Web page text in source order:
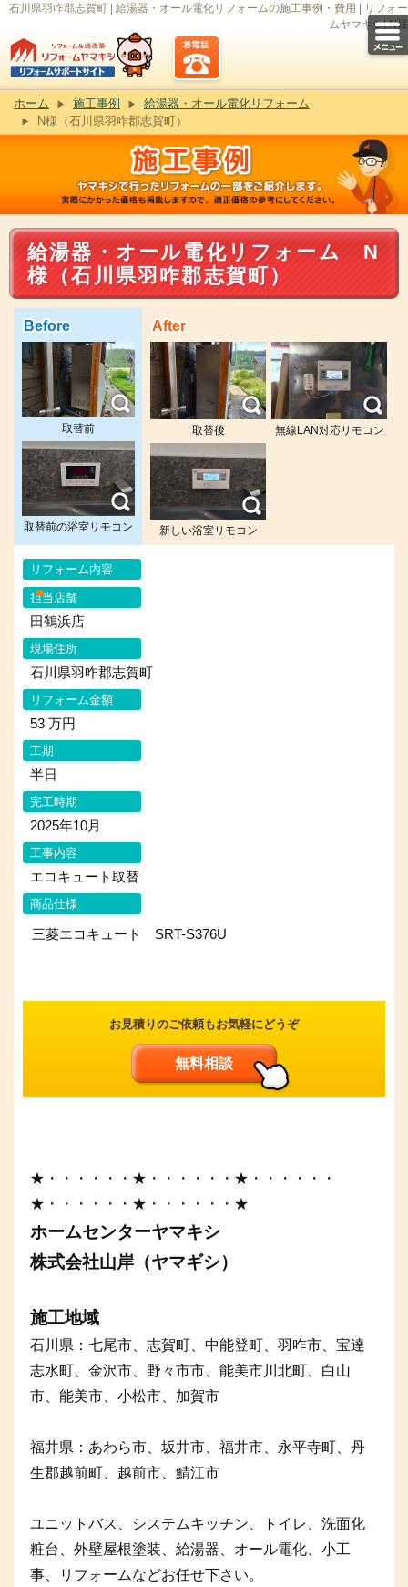
石川県羽咋郡志賀町 | 給湯器・オール電化リフォームの施工事例・費用 | リフォー
ムヤマキシ| N様
ホーム 施工事例
給湯器・オール電化リフォーム
N様（石川県羽咋郡志賀町）
給湯器・オール電化リフォーム N
様（石川県羽咋郡志賀町）
Before
取替前
取替前の浴室リモコン
After
取替後 無線LAN対応リモコン
新しい浴室リモコン
リフォーム内容
担当店舗
田鶴浜店
現場住所
石川県羽咋郡志賀町
リフォーム金額
53 万円
工期
半日
完工時期
2025年10月
工事内容
エコキュート取替
商品仕様
三菱エコキュート SRT-S376U
お見積りのご依頼もお気軽にどうぞ
無料相談
★・・・・・・★・・・・・・★・・・・・・
★・・・・・・★・・・・・・★
ホームセンターヤマキシ
株式会社山岸（ヤマギシ）
施工地域
石川県：七尾市、志賀町、中能登町、羽咋市、宝達
志水町、金沢市、野々市市、能美市川北町、白山
市、能美市、小松市、加賀市
福井県：あわら市、坂井市、福井市、永平寺町、丹
生郡越前町、越前市、鯖江市
ユニットバス、システムキッチン、トイレ、洗面化
粧台、外壁屋根塗装、給湯器、オール電化、小工
事、リフォームなどお任せ下さい。